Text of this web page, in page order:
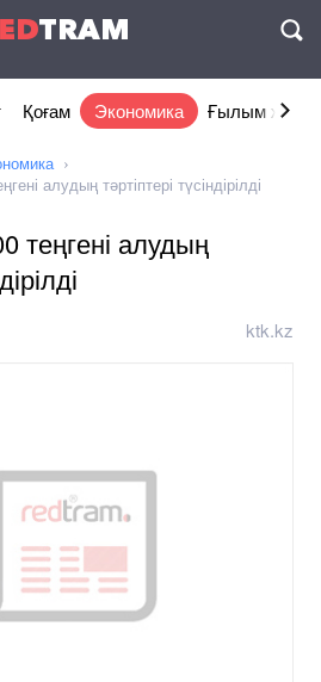
TRAM
Қоғам Экономика Ғылым және
алудың тәртіптері түсіндірілді
теңгені алудың
ktk.kz